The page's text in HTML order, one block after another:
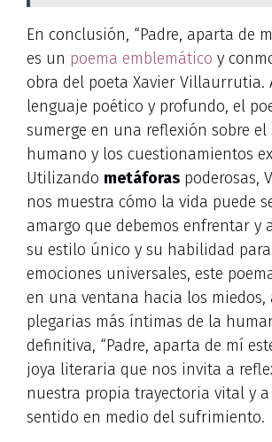
En conclusión, “Padre, aparta de
es un poema emblemático y
obra del poeta Xavier Villaurrutia.
lenguaje poético y profundo, el
sumerge en una reflexión sobre
humano y los cuestionamientos
Utilizando metáforas poderosas,
nos muestra cómo la vida puede
amargo que debemos enfrentar y
su estilo único y su habilidad
emociones universales, este
en una ventana hacia los miedos,
plegarias más íntimas de la
definitiva, “Padre, aparta de mí
joya literaria que nos invita a
nuestra propia trayectoria vital y
sentido en medio del sufrimiento.